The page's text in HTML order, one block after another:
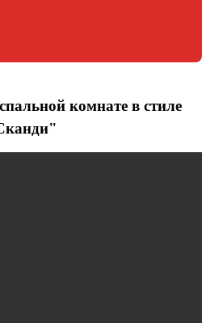
комнате в стиле